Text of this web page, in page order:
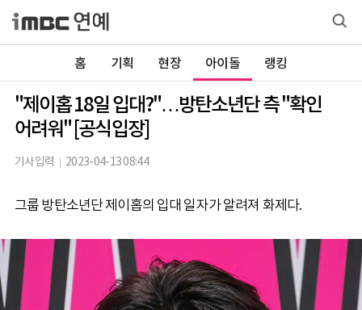
홈 기획 현장 아이돌 랭킹
"제이홉 18일 입대?"…방탄소년단 측 "확인
어려워" [공식입장]
기사입력 2023-04-13 08:44
그룹 방탄소년단 제이홉의 입대 일자가 알려져 화제다.